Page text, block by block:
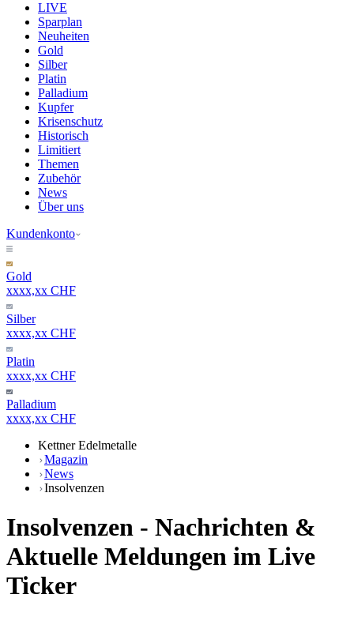
LIVE
Sparplan
Neuheiten
Gold
Silber
Platin
Palladium
Kupfer
Krisenschutz
Historisch
Limitiert
Themen
Zubehör
News
Über uns
Kundenkonto
Gold
xxxx,xx CHF
Silber
xxxx,xx CHF
Platin
xxxx,xx CHF
Palladium
xxxx,xx CHF
Kettner Edelmetalle
Magazin
News
Insolvenzen
Insolvenzen - Nachrichten &
Aktuelle Meldungen im Live
Ticker